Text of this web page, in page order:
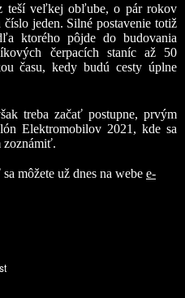
teší veľkej obľube, o pár rokov
jeden. Silné postavenie totiž
ktorého pôjde do budovania
čerpacích staníc až 50
času, kedy budú cesty úplne
treba začať postupne, prvým
Elektromobilov 2021, kde sa
zoznámiť.
môžete už dnes na webe e-